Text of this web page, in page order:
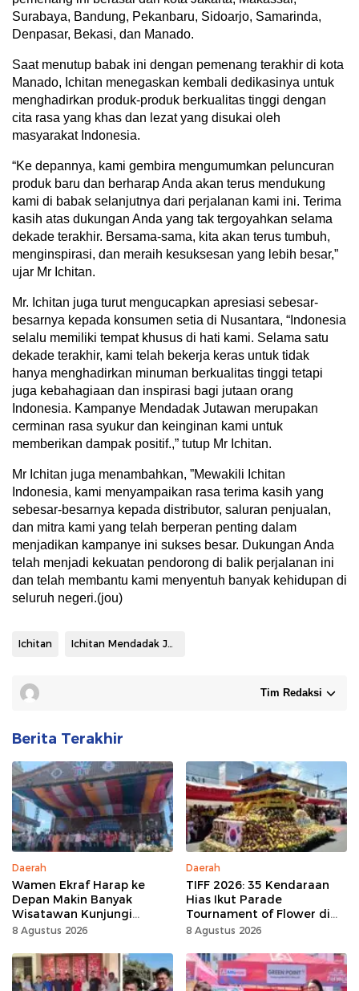
Surabaya, Bandung, Pekanbaru, Sidoarjo, Samarinda,
Denpasar, Bekasi, dan Manado.
Saat menutup babak ini dengan pemenang terakhir di kota
Manado, Ichitan menegaskan kembali dedikasinya untuk
menghadirkan produk-produk berkualitas tinggi dengan
cita rasa yang khas dan lezat yang disukai oleh
masyarakat Indonesia.
“Ke depannya, kami gembira mengumumkan peluncuran
produk baru dan berharap Anda akan terus mendukung
kami di babak selanjutnya dari perjalanan kami ini. Terima
kasih atas dukungan Anda yang tak tergoyahkan selama
dekade terakhir. Bersama-sama, kita akan terus tumbuh,
menginspirasi, dan meraih kesuksesan yang lebih besar,”
ujar Mr Ichitan.
Mr. Ichitan juga turut mengucapkan apresiasi sebesar-
besarnya kepada konsumen setia di Nusantara, “Indonesia
selalu memiliki tempat khusus di hati kami. Selama satu
dekade terakhir, kami telah bekerja keras untuk tidak
hanya menghadirkan minuman berkualitas tinggi tetapi
juga kebahagiaan dan inspirasi bagi jutaan orang
Indonesia. Kampanye Mendadak Jutawan merupakan
cerminan rasa syukur dan keinginan kami untuk
memberikan dampak positif.,” tutup Mr Ichitan.
Mr Ichitan juga menambahkan, ”Mewakili Ichitan
Indonesia, kami menyampaikan rasa terima kasih yang
sebesar-besarnya kepada distributor, saluran penjualan,
dan mitra kami yang telah berperan penting dalam
menjadikan kampanye ini sukses besar. Dukungan Anda
telah menjadi kekuatan pendorong di balik perjalanan ini
dan telah membantu kami menyentuh banyak kehidupan di
seluruh negeri.(jou)
Ichitan Ichitan Mendadak Jutawan
Tim Redaksi
Berita Terakhir
Daerah
Wamen Ekraf Harap ke
Depan Makin Banyak
Wisatawan Kunjungi
Tomohon
8 Agustus 2026
Daerah
TIFF 2026: 35 Kendaraan
Hias Ikut Parade
Tournament of Flower di
Tomohon
8 Agustus 2026